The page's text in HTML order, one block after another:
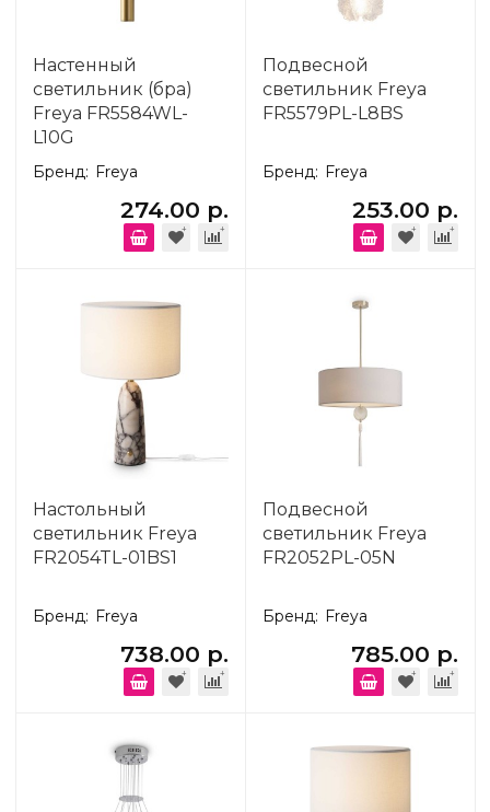
Настенный
светильник (бра)
Freya FR5584WL-
L10G
Бренд: Freya
274.00 р.
Подвесной
светильник Freya
FR5579PL-L8BS
Бренд: Freya
253.00 р.
Настольный
светильник Freya
FR2054TL-01BS1
Бренд: Freya
738.00 р.
Подвесной
светильник Freya
FR2052PL-05N
Бренд: Freya
785.00 р.